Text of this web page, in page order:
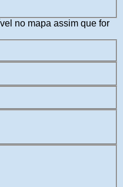
no mapa assim que for